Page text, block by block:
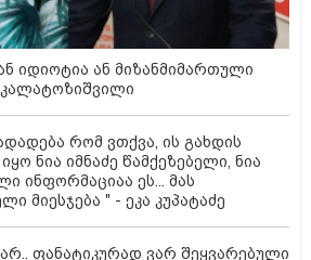
იდიოტია ან მიზანმიმართული
კალატოზიშვილი
რომ ვთქვა, ის გახდის
ნია იმნაძე წამქეზებელი, ნია
ინფორმაციაა ეს... მას
მიესჯება " - ეკა კუპატაძე
ფანატიკურად ვარ შეყვარებული